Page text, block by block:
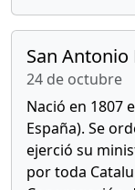
San
24 de octubre
Nació en 1807
España). Se
ejerció su
por toda